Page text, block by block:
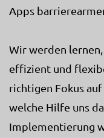
Apps
Wir werden
effizient und
richtigen Fokus
welche Hilfe uns
Implementierung